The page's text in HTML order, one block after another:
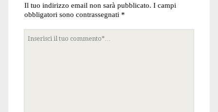
Il tuo indirizzo email non sarà pubblicato. I campi
obbligatori sono contrassegnati *
commento